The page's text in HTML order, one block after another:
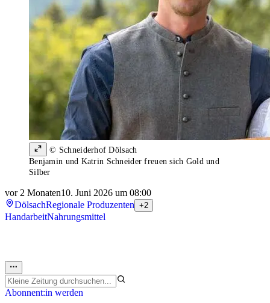
© Schneiderhof Dölsach
Benjamin und Katrin Schneider freuen sich Gold und
Silber
vor 2 Monaten10. Juni 2026 um 08:00
DölsachRegionale Produzenten +2
HandarbeitNahrungsmittel
Abonnent:in werden